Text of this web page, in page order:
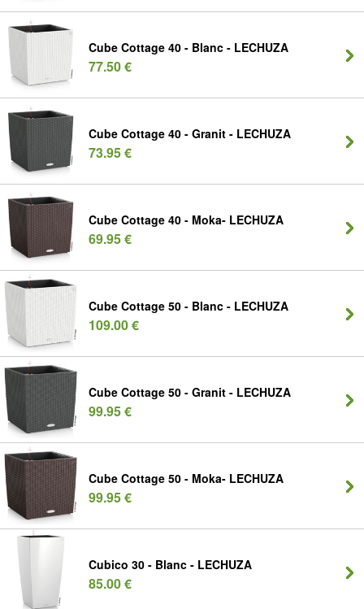
Cube Cottage 40 - Blanc - LECHUZA
77.50 €
Cube Cottage 40 - Granit - LECHUZA
73.95 €
Cube Cottage 40 - Moka- LECHUZA
69.95 €
Cube Cottage 50 - Blanc - LECHUZA
109.00 €
Cube Cottage 50 - Granit - LECHUZA
99.95 €
Cube Cottage 50 - Moka- LECHUZA
99.95 €
Cubico 30 - Blanc - LECHUZA
85.00 €